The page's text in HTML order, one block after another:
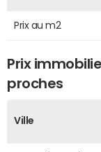
Prix au m2
Prix
proches
Ville